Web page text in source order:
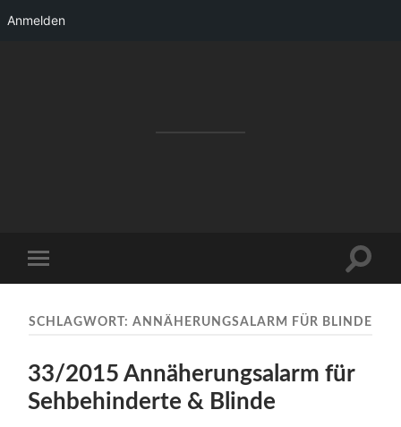
Anmelden
Menü
SCHLAGWORT: ANNÄHERUNGSALARM FÜR BLINDE
33/2015 Annäherungsalarm für
Sehbehinderte & Blinde